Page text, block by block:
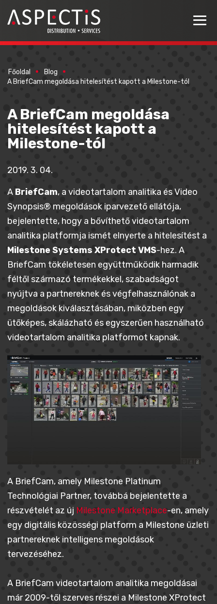
Főoldal
Blog
A BriefCam megoldása hitelesítést kapott a Milestone-tól
A BriefCam megoldása
hitelesítést kapott a
Milestone-tól
2019. 3. 04.
A BriefCam, a videotartalom analitika és Video
Synopsis® megoldások iparvezető ellátója,
bejelentette, hogy a bővíthető videotartalom
analitika platformja ismét elnyerte a hitelesítést a
Milestone Systems XProtect VMS-hez. A
BriefCam tökéletesen együttműködik harmadik
féltől származó termékekkel, szabadságot
nyújtva a partnereknek és végfelhasználónak a
megoldások kiválasztásában, miközben egy
ütőképes, skálázható és egyszerűen használható
videotartalom analitika platformot kapnak.
A BriefCam, amely Milestone Platinum
Technológiai Partner, továbbá bejelentette a
részvételét az új Milestone Marketplace-en, amely
egy digitális közösségi platform a Milestone üzleti
partnereknek intelligens megoldások
tervezéséhez.
A BriefCam videotartalom analitika megoldásai
már 2009-től szerves részei a Milestone XProtect